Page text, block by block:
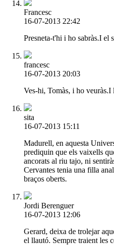
Francesc
16-07-2013 22:42
Presneta-t'hi i ho sabràs.I el
francesc
16-07-2013 20:03
Ves-hi, Tomàs, i ho
sita
16-07-2013 15:11
Madurell, en aquesta
prediquin que els vaixells
ancorats al riu tajo, ni
Cervantes tenia una filla
braços oberts.
Jordi Berenguer
16-07-2013 12:06
Gerard, deixa de trolejar
el llautó. Sempre traient les